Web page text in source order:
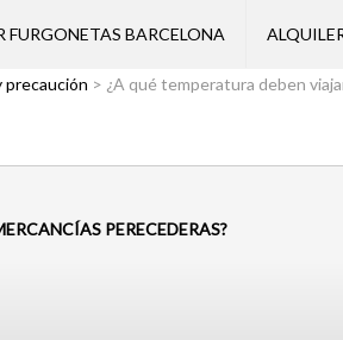
FURGONETAS BARCELONA
precaución > ¿A qué temperatura deben
PERECEDERAS?